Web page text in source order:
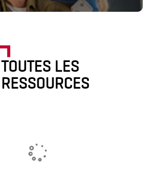
TOUTES LES
RESSOURCES